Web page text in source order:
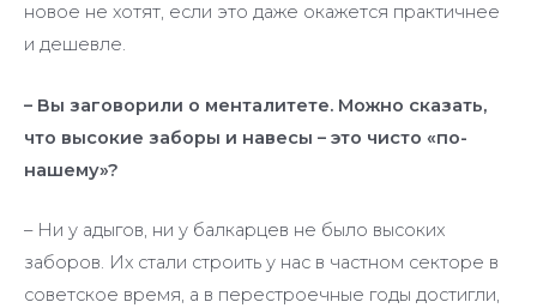
новое не хотят, если это даже окажется практичнее
и дешевле.
– Вы заговорили о менталитете. Можно сказать,
что высокие заборы и навесы – это чисто «по-
нашему»?
– Ни у адыгов, ни у балкарцев не было высоких
заборов. Их стали строить у нас в частном секторе в
советское время, а в перестроечные годы достигли,